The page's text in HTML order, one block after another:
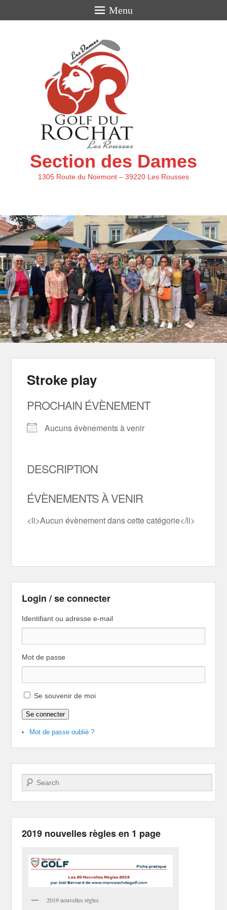
Menu
Section des Dames
1305 Route du Noirmont – 39220 Les Rousses
Stroke play
PROCHAIN ÉVÈNEMENT
Aucuns évènements à venir
DESCRIPTION
ÉVÈNEMENTS À VENIR
<li>Aucun évènement dans cette catégorie</li>
Login / se connecter
Identifiant ou adresse e-mail
Mot de passe
Se souvenir de moi
Se connecter
Mot de passe oublié ?
Recherche
2019 nouvelles règles en 1 page
2019 nouvelles règles